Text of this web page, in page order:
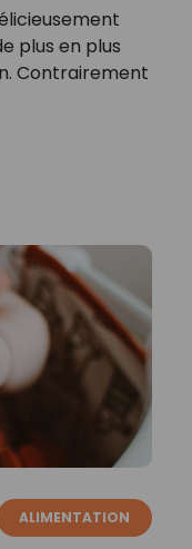
plus en plus
Contrairement
ALIMENTATION